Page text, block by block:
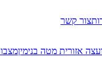
צור קשר
אזורית מטה בנימין